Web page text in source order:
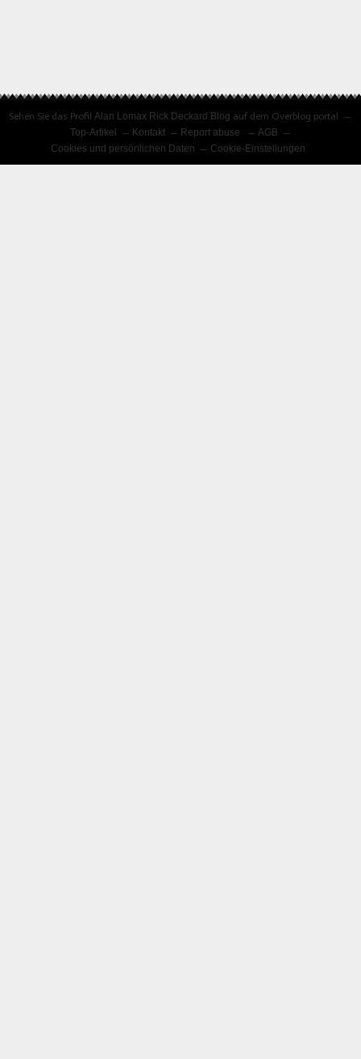
Sehen Sie das ProfilAlan Lomax Rick Deckard Blog auf dem Overblog portal
Top-Artikel
Kontakt Report abuse
AGB
Cookies und persönlichen Daten
Cookie-Einstellungen